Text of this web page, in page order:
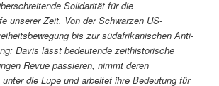
Solidarität für die
unserer Zeit. Von der Schwarzen US-
bis zur südafrikanischen Anti-
Davis lässt bedeutende zeithistorische
Revue passieren, nimmt deren
die Lupe und arbeitet ihre Bedeutung für